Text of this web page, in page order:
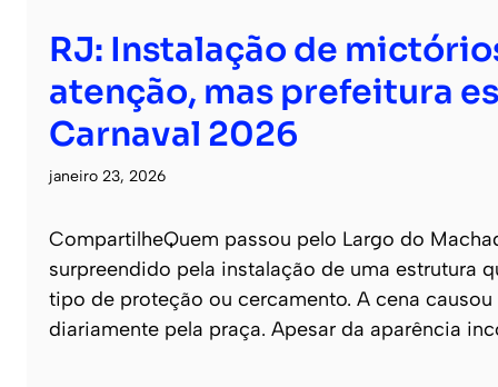
RJ: Instalação de
atenção, mas prefeitura
Carnaval 2026
janeiro 23, 2026
CompartilheQuem passou pelo Largo do
surpreendido pela instalação de uma estrutura
tipo de proteção ou cercamento. A cena
diariamente pela praça. Apesar da aparência